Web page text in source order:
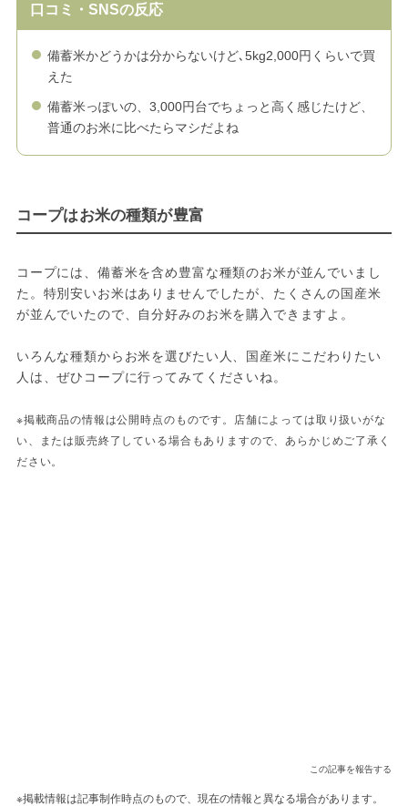
口コミ・SNSの反応
備蓄米かどうかは分からないけど､5kg2,000円くらいで買
えた
備蓄米っぽいの、3,000円台でちょっと高く感じたけど、
普通のお米に比べたらマシだよね
コープはお米の種類が豊富
コープには、備蓄米を含め豊富な種類のお米が並んでいまし
た。特別安いお米はありませんでしたが、たくさんの国産米
が並んでいたので、自分好みのお米を購入できますよ。
いろんな種類からお米を選びたい人、国産米にこだわりたい
人は、ぜひコープに行ってみてくださいね。
※掲載商品の情報は公開時点のものです。店舗によっては取り扱いがな
い、または販売終了している場合もありますので、あらかじめご了承く
ださい。
この記事を報告する
※掲載情報は記事制作時点のもので、現在の情報と異なる場合があります。